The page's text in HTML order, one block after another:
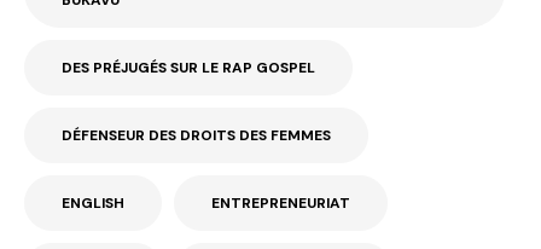
DES PRÉJUGÉS SUR LE RAP GOSPEL
DÉFENSEUR DES DROITS DES FEMMES
ENGLISH ENTREPRENEURIAT